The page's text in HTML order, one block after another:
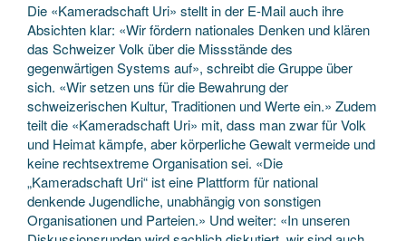
Die «Kameradschaft Uri» stellt in der E-Mail auch ihre
Absichten klar: «Wir fördern nationales Denken und klären
das Schweizer Volk über die Missstände des
gegenwärtigen Systems auf», schreibt die Gruppe über
sich. «Wir setzen uns für die Bewahrung der
schweizerischen Kultur, Traditionen und Werte ein.» Zudem
teilt die «Kameradschaft Uri» mit, dass man zwar für Volk
und Heimat kämpfe, aber körperliche Gewalt vermeide und
keine rechtsextreme Organisation sei. «Die
„Kameradschaft Uri“ ist eine Plattform für national
denkende Jugendliche, unabhängig von sonstigen
Organisationen und Parteien.» Und weiter: «In unseren